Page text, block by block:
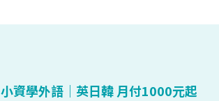
小資學外語｜英日韓 月付1000元起